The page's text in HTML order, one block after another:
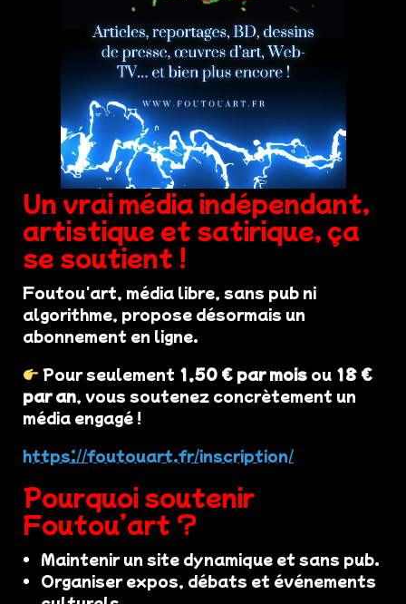
Un vrai média indépendant,
artistique et satirique, ça
se soutient !
Foutou'art, média libre, sans pub ni
algorithme, propose désormais un
abonnement en ligne.
Pour seulement 1,50 € par mois ou 18 €
par an, vous soutenez concrètement un
média engagé !
https://foutouart.fr/inscription/
Pourquoi soutenir
Foutou’art ?
Maintenir un site dynamique et sans pub.
Organiser expos, débats et événements